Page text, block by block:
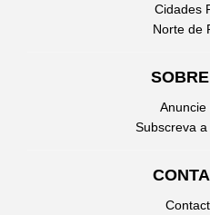
Cidades
Norte de
Anuncie
Subscreva